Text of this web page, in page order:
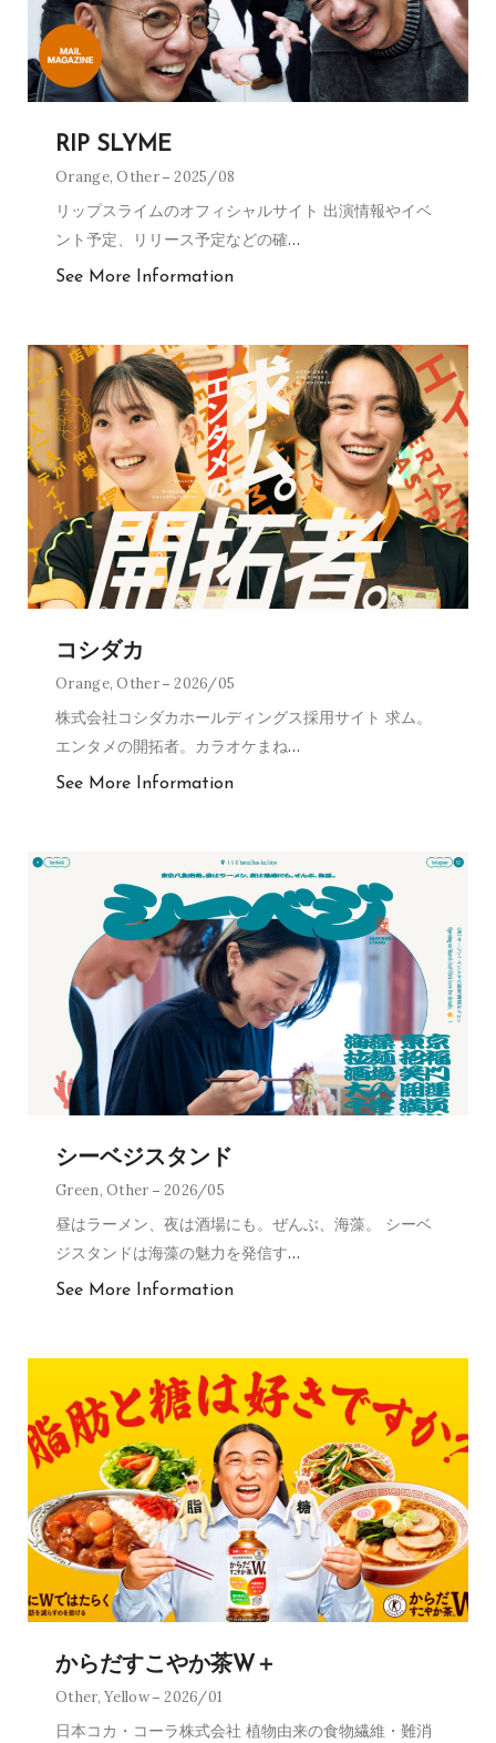
RIP SLYME
Orange,Other 2025/08
リップスライムのオフィシャルサイト 出演情報やイベ
ント予定、リリース予定などの確…
See More Information
コシダカ
Orange,Other 2026/05
株式会社コシダカホールディングス採用サイト 求ム。
エンタメの開拓者。カラオケまね…
See More Information
シーベジスタンド
Green,Other 2026/05
昼はラーメン、夜は酒場にも。ぜんぶ、海藻。 シーベ
ジスタンドは海藻の魅力を発信す…
See More Information
からだすこやか茶W＋
Other,Yellow 2026/01
日本コカ・コーラ株式会社 植物由来の食物繊維・難消